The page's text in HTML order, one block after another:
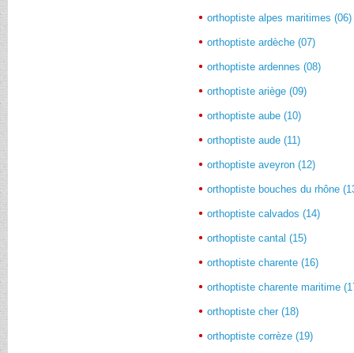
orthoptiste alpes maritimes (06)
orthoptiste ardèche (07)
orthoptiste ardennes (08)
orthoptiste ariège (09)
orthoptiste aube (10)
orthoptiste aude (11)
orthoptiste aveyron (12)
orthoptiste bouches du rhône
orthoptiste calvados (14)
orthoptiste cantal (15)
orthoptiste charente (16)
orthoptiste charente maritime
orthoptiste cher (18)
orthoptiste corrèze (19)